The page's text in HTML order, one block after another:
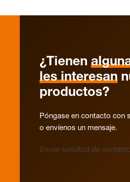
¿Tienen
les interesan
productos?
Póngase en contacto con
o envíenos un mensaje.
Enviar solicitud de